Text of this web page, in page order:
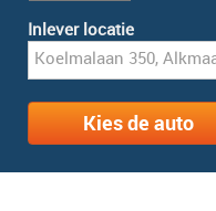
Inlever locatie
Kies de auto